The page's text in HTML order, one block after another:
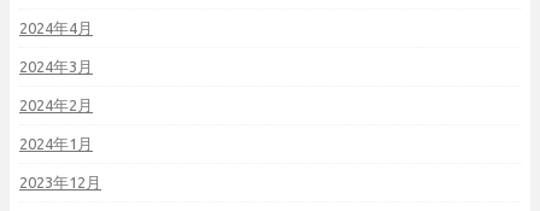
2024年4月
2024年3月
2024年2月
2024年1月
2023年12月